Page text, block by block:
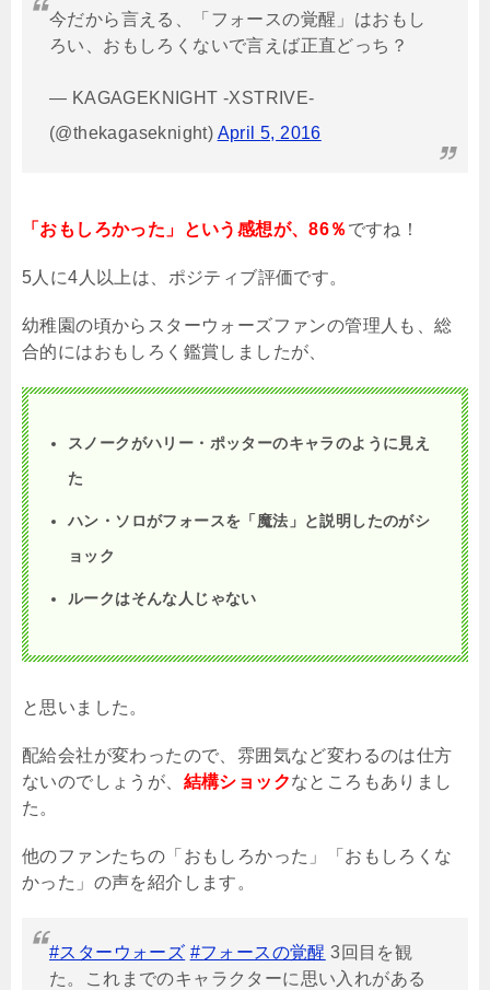
今だから言える、「フォースの覚醒」はおもし
ろい、おもしろくないで言えば正直どっち？
— KAGAGEKNIGHT -XSTRIVE-
(@thekagaseknight) April 5, 2016
「おもしろかった」という感想が、86％ ですね！
5人に4人以上は、ポジティブ評価です。
幼稚園の頃からスターウォーズファンの管理人も、総
合的にはおもしろく鑑賞しましたが、
スノークがハリー・ポッターのキャラのように見え
た
ハン・ソロがフォースを「魔法」と説明したのがシ
ョック
ルークはそんな人じゃない
と思いました。
配給会社が変わったので、雰囲気など変わるのは仕方
ないのでしょうが、 結構ショックなところもありまし
た。
他のファンたちの「おもしろかった」「おもしろくな
かった」の声を紹介します。
#スターウォーズ #フォースの覚醒 3回目を観
た。これまでのキャラクターに思い入れがある